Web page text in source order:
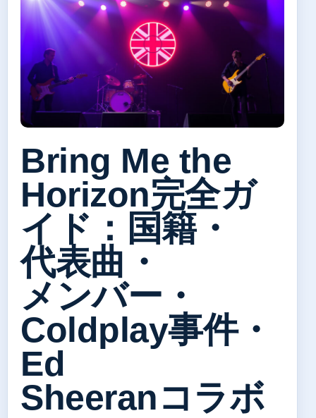
Bring Me the
Horizon完全ガ
イド：国籍・
代表曲・
メンバー・
Coldplay事件・
Ed
Sheeranコラボ